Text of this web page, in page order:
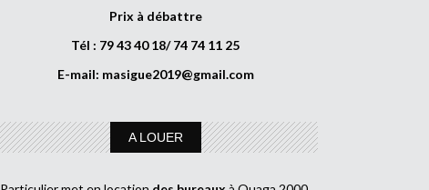
Prix à débattre
Tél : 79 43 40 18/ 74 74 11 25
E-mail: masigue2019@gmail.com
A LOUER